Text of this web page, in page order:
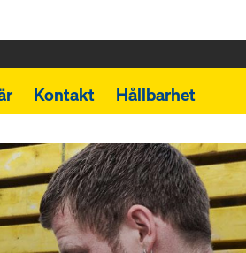
Kontakt Hållbarhet